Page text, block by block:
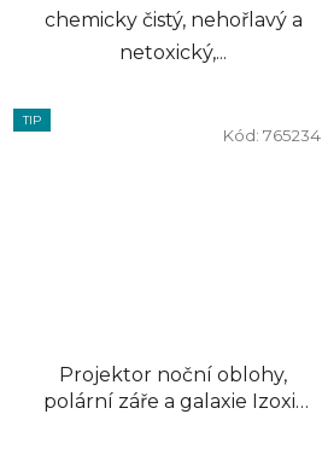
chemicky čistý, nehořlavý a
netoxický,...
TIP
Projektor noční oblohy,
polární záře a galaxie Izoxis
Kód: 765234